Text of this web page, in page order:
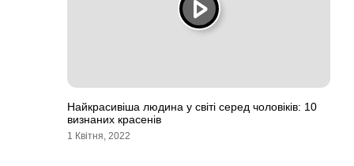
Найкрасивіша людина у світі серед чоловіків: 10
визнаних красенів
1 Квітня, 2022